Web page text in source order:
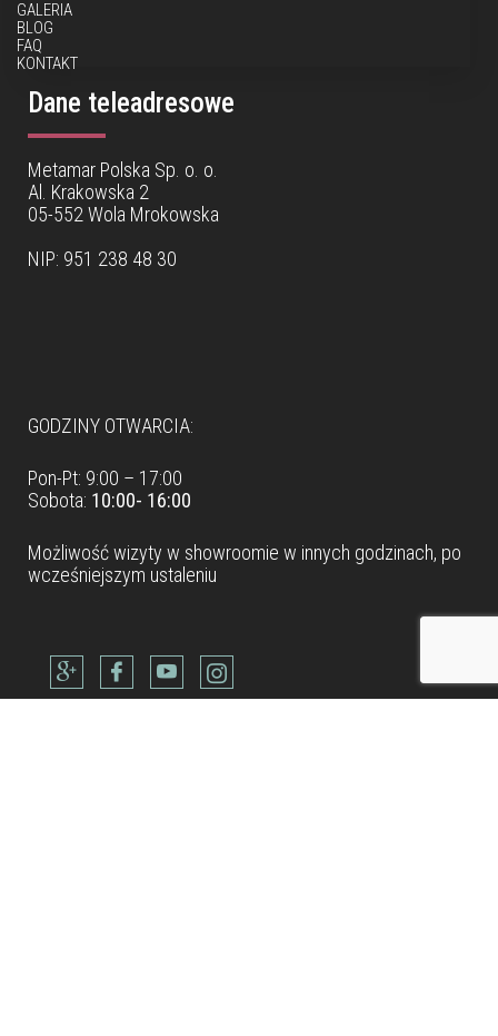
GALERIA
BLOG
FAQ
KONTAKT
Dane teleadresowe
Metamar Polska Sp. o. o.
Al. Krakowska 2
05-552 Wola Mrokowska
NIP: 951 238 48 30
GODZINY OTWARCIA:
Pon-Pt: 9:00 – 17:00
Sobota: 10:00- 16:00
Możliwość wizyty w showroomie w innych godzinach, po
wcześniejszym ustaleniu